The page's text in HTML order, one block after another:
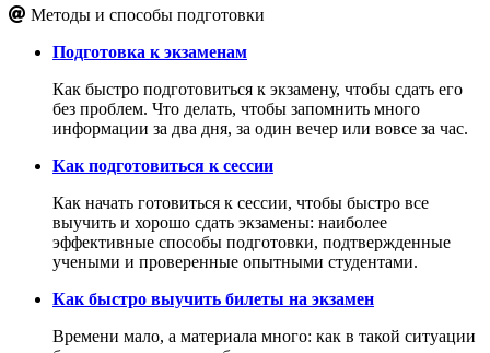
Методы и способы подготовки
Подготовка к экзаменам
Как быстро подготовиться к экзамену, чтобы сдать его
без проблем. Что делать, чтобы запомнить много
информации за два дня, за один вечер или вовсе за час.
Как подготовиться к сессии
Как начать готовиться к сессии, чтобы быстро все
выучить и хорошо сдать экзамены: наиболее
эффективные способы подготовки, подтвержденные
учеными и проверенные опытными студентами.
Как быстро выучить билеты на экзамен
Времени мало, а материала много: как в такой ситуации